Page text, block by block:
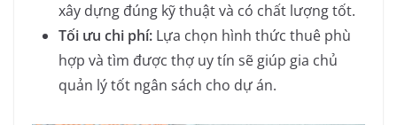
xây dựng đúng kỹ thuật và có chất lượng tốt.
Tối ưu chi phí: Lựa chọn hình thức thuê phù
hợp và tìm được thợ uy tín sẽ giúp gia chủ
quản lý tốt ngân sách cho dự án.